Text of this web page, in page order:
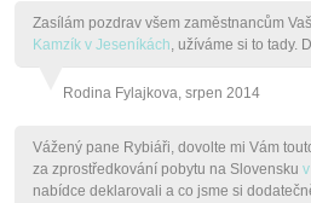
Zasílám pozdrav všem zaměstnancům
Kamzík v Jeseníkách, užíváme si to tady.
Rodina Fylajkova, srpen 2014
Vážený pane Rybiáři, dovolte mi Vám
za zprostředkování pobytu na Slovensku
nabídce deklarovali a co jsme si